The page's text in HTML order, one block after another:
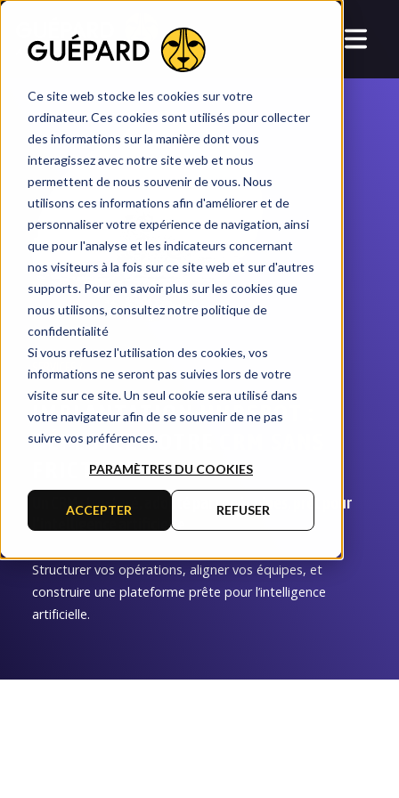
Ce site web stocke les cookies sur votre
ordinateur. Ces cookies sont utilisés pour collecter
des informations sur la manière dont vous
interagissez avec notre site web et nous
permettent de nous souvenir de vous. Nous
utilisons ces informations afin d'améliorer et de
personnaliser votre expérience de navigation, ainsi
que pour l'analyse et les indicateurs concernant
nos visiteurs à la fois sur ce site web et sur d'autres
supports. Pour en savoir plus sur les cookies que
nous utilisons, consultez notre politique de
confidentialité
Si vous refusez l'utilisation des cookies, vos
informations ne seront pas suivies lors de votre
visite sur ce site. Un seul cookie sera utilisé dans
votre navigateur afin de se souvenir de ne pas
suivre vos préférences.
PARAMÈTRES DU COOKIES
ACCEPTER REFUSER
AI ME TON CRM
dans
HubSpot
SERVICES /
IMPLANTATION HUBSPOT :
DÉPLOYEZ VOTRE CRM SANS
FRICTION
Un CRM structuré, adopté par vos équipes, prêt pour
l’intelligence artificielle
Structurer vos opérations, aligner vos équipes, et
construire une plateforme prête pour l’intelligence
artificielle.